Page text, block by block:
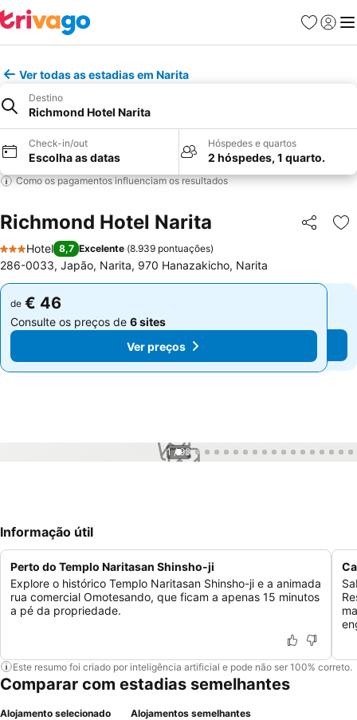
Favoritos
Iniciar
Ver todas as estadias em Narita
Destino
Richmond Hotel Narita
Check-in/out
Escolha as datas
Hóspedes e quartos
2 hóspedes, 1 quarto.
Como os pagamentos influenciam os resultados
Richmond Hotel Narita Partilhar
3 Estrelas
Hotel 8,7 Excelente (8.939 pontuações)
286-0033, Japão, Narita, 970 Hanazakicho, Narita
de € 46
Consulte os preços de 6 sites
Ver preços
de € 46
Consulte os preços de 6 sites
Ver preços
1 / 99
Informação útil
Perto do Templo Naritasan Shinsho-ji
Explore o histórico Templo Naritasan Shinsho-ji e a animada
rua comercial Omotesando, que ficam a apenas 15 minutos
a pé da propriedade.
Este resumo foi criado por inteligência artificial e pode não ser 100% correto.
Comparar com estadias semelhantes
Alojamento selecionado Alojamentos semelhantes